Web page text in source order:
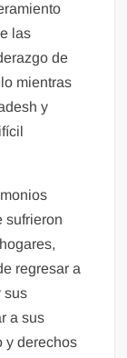
las
de
mientras
y
sufrieron
regresar a
sus
a sus
y derechos